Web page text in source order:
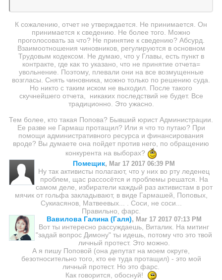
К сожалению, отчет не утверждается. Не принимается. Он
принимается к сведению. Не более того. Можно
проголосовать за что? Не принятие к сведению? Абсурд.
Взаимоотношения чиновников, регулируются в основном
Трудовым кодексом. Не думаю, что у Главы, есть пункт в
контракте, где как то указано, что не принятие отчета=
увольнение. Поэтому, плевали они на все возмущенные
возгласы. Снять чиновника, можно только по решению суда.
Но никто с таким иском не выходил. После такого
скучнейшего отчета, никаких последствий не будет. Все
традиционно. Это ужасно.
Тем более, кто такая Попова? Бывший юрист Администрации.
Ее разве не Гармаш протащил? Или я что то путаю? При
помощи административного ресурса и финансирования
вроде? Вы думаете она пойдет против него, по обращению
конкурента на выборах?
Помещик, Mar 17 2017 06:39 PM
Ну так активисты полагают, что у них во рту леденец
проблем, щас рассосётся и проблемы решатся. На
самом деле, избиратели каждый раз активистам в рот
мячик от гольфа закладывают, в виде Гармашей, Поповых,
Сукиасянов, Матвеевых... . Соси, не соси...
Правильно, фарс.
Вавилова Галина (Галя), Mar 17 2017 07:13 PM
Вот ты интересно рассуждаешь, Виталик. На митинг
"задай вопрос Димону" ты идешь, потому что это твой
личный протест. Это можно.
А я пишу Поповой (она депутат на моем округе,
безотносительно того, кто ее туда протащил) - это мой
личный протест. Но это фарс.
Как говорится, обоснуй!